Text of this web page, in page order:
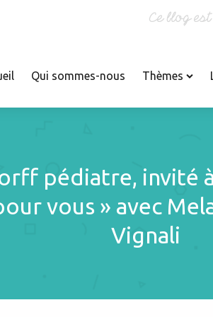
Qui sommes-nous Thèmes
Croissance
Dents
Diabète
Environnement
pédiatre, invité à
vous » avec
Vignali